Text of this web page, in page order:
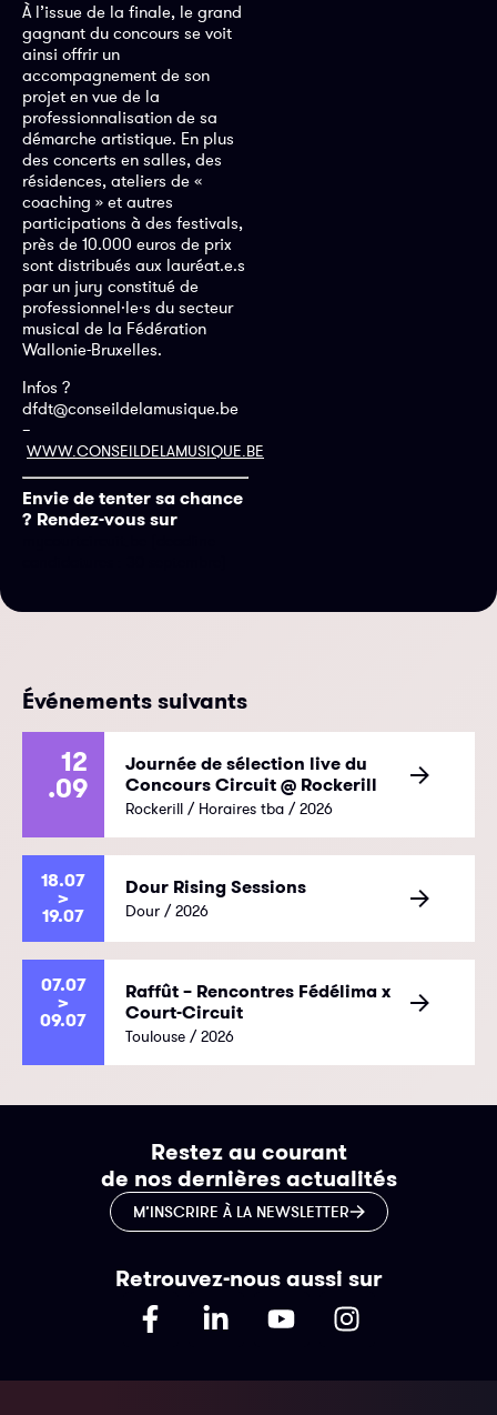
À l’issue de la finale, le grand
gagnant du concours se voit
ainsi offrir un
accompagnement de son
projet en vue de la
professionnalisation de sa
démarche artistique. En plus
des concerts en salles, des
résidences, ateliers de «
coaching » et autres
participations à des festivals,
près de 10.000 euros de prix
sont distribués aux lauréat.e.s
par un jury constitué de
professionnel·le·s du secteur
musical de la Fédération
Wallonie-Bruxelles.
Infos ?
dfdt@conseildelamusique.be
–
WWW.CONSEILDELAMUSIQUE.BE
Envie de tenter sa chance
? Rendez-vous sur
Événements suivants
12
.09
Journée de sélection live du
Concours Circuit @ Rockerill
Rockerill / Horaires tba / 2026
18.07
>
19.07
Dour Rising Sessions
Dour / 2026
07.07
>
09.07
Raffût – Rencontres Fédélima x
Court-Circuit
Toulouse / 2026
Restez au courant
de nos dernières actualités
M’INSCRIRE À LA NEWSLETTER
Retrouvez-nous aussi sur